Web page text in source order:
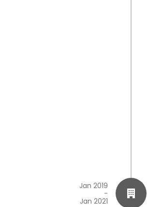
Jan 2019
-
Jan 2021